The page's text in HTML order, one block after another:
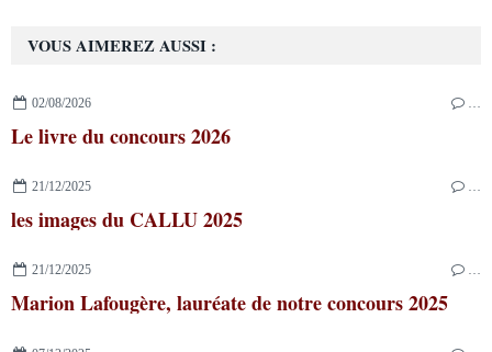
VOUS AIMEREZ AUSSI :
02/08/2026
Le livre du concours 2026
21/12/2025 …
les images du CALLU 2025
21/12/2025 …
Marion Lafougère, lauréate de notre concours 2025